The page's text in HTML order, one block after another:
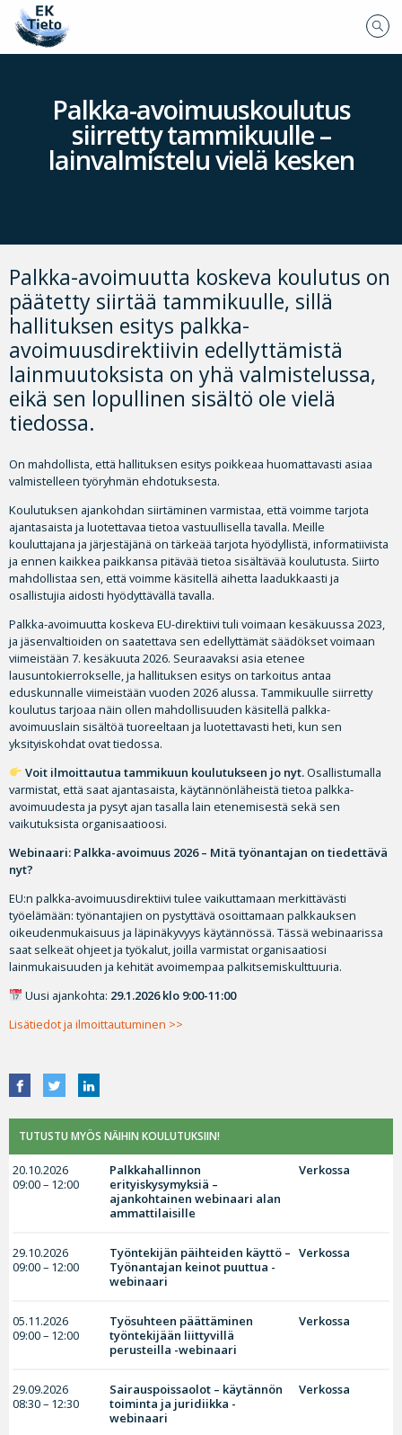
Palkka-avoimuuskoulutus
siirretty tammikuulle –
lainvalmistelu vielä kesken
Palkka-avoimuutta koskeva koulutus on
päätetty siirtää tammikuulle, sillä
hallituksen esitys palkka-
avoimuusdirektiivin edellyttämistä
lainmuutoksista on yhä valmistelussa,
eikä sen lopullinen sisältö ole vielä
tiedossa.
On mahdollista, että hallituksen esitys poikkeaa huomattavasti asiaa
valmistelleen työryhmän ehdotuksesta.
Koulutuksen ajankohdan siirtäminen varmistaa, että voimme tarjota
ajantasaista ja luotettavaa tietoa vastuullisella tavalla. Meille
kouluttajana ja järjestäjänä on tärkeää tarjota hyödyllistä, informatiivista
ja ennen kaikkea paikkansa pitävää tietoa sisältävää koulutusta. Siirto
mahdollistaa sen, että voimme käsitellä aihetta laadukkaasti ja
osallistujia aidosti hyödyttävällä tavalla.
Palkka-avoimuutta koskeva EU-direktiivi tuli voimaan kesäkuussa 2023,
ja jäsenvaltioiden on saatettava sen edellyttämät säädökset voimaan
viimeistään 7. kesäkuuta 2026. Seuraavaksi asia etenee
lausuntokierrokselle, ja hallituksen esitys on tarkoitus antaa
eduskunnalle viimeistään vuoden 2026 alussa. Tammikuulle siirretty
koulutus tarjoaa näin ollen mahdollisuuden käsitellä palkka-
avoimuuslain sisältöä tuoreeltaan ja luotettavasti heti, kun sen
yksityiskohdat ovat tiedossa.
Voit ilmoittautua tammikuun koulutukseen jo nyt.Osallistumalla
varmistat, että saat ajantasaista, käytännönläheistä tietoa palkka-
avoimuudesta ja pysyt ajan tasalla lain etenemisestä sekä sen
vaikutuksista organisaatioosi.
Webinaari: Palkka-avoimuus 2026 – Mitä työnantajan on tiedettävä
nyt?
EU:n palkka-avoimuusdirektiivi tulee vaikuttamaan merkittävästi
työelämään: työnantajien on pystyttävä osoittamaan palkkauksen
oikeudenmukaisuus ja läpinäkyvyys käytännössä. Tässä webinaarissa
saat selkeät ohjeet ja työkalut, joilla varmistat organisaatiosi
lainmukaisuuden ja kehität avoimempaa palkitsemiskulttuuria.
Uusi ajankohta: 29.1.2026 klo 9:00-11:00
Lisätiedot ja ilmoittautuminen >>
TUTUSTU MYÖS NÄIHIN KOULUTUKSIIN!
20.10.2026
09:00 – 12:00
Palkkahallinnon
erityiskysymyksiä –
ajankohtainen webinaari alan
ammattilaisille
Verkossa
29.10.2026
09:00 – 12:00
Työntekijän päihteiden käyttö –
Työnantajan keinot puuttua -
webinaari
Verkossa
05.11.2026
09:00 – 12:00
Työsuhteen päättäminen
työntekijään liittyvillä
perusteilla -webinaari
Verkossa
29.09.2026
08:30 – 12:30
Sairauspoissaolot – käytännön
toiminta ja juridiikka -
webinaari
Verkossa